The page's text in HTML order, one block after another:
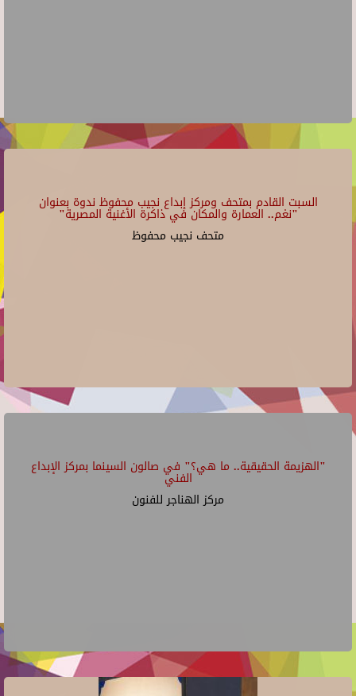
السبت القادم بمتحف ومركز إبداع نجيب محفوظ ندوة بعنوان
"نغم.. العمارة والمكان في ذاكرة الأغنية المصرية"
متحف نجيب محفوظ
"الهزيمة الحقيقية.. ما هي؟" في صالون السينما بمركز الإبداع
الفني
مركز الهناجر للفنون